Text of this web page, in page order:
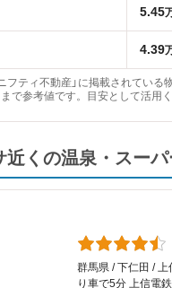
5.45
4.39
フティ不動産」に掲載されてい
で参考値です。目安として活用く
近くの温泉・スー
群馬県 / 下仁田 / 上
り車で5分 上信電